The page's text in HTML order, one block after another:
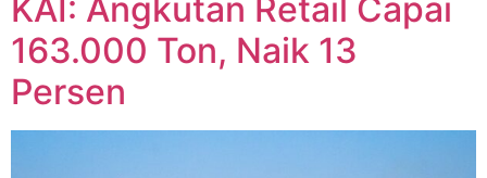
KAI: Angkutan Retail Capai
163.000 Ton, Naik 13
Persen